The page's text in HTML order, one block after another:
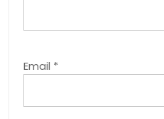
Email *